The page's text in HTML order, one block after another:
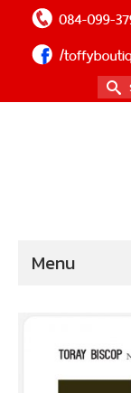
for:
Menu